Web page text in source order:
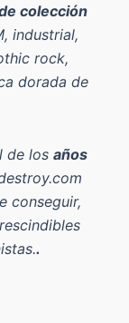
colección
industrial,
rock,
dorada de
de los años
conseguir,
.